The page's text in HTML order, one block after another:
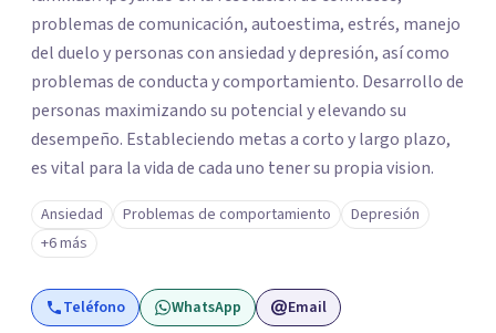
problemas de comunicación, autoestima, estrés, manejo
del duelo y personas con ansiedad y depresión, así como
problemas de conducta y comportamiento. Desarrollo de
personas maximizando su potencial y elevando su
desempeño. Estableciendo metas a corto y largo plazo,
es vital para la vida de cada uno tener su propia vision.
Ansiedad Problemas de comportamiento
Depresión
+6 más
Teléfono WhatsApp Email